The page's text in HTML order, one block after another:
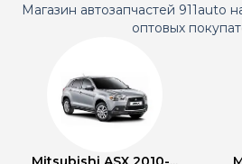
Магазин автозапчастей 911auto
оптовых